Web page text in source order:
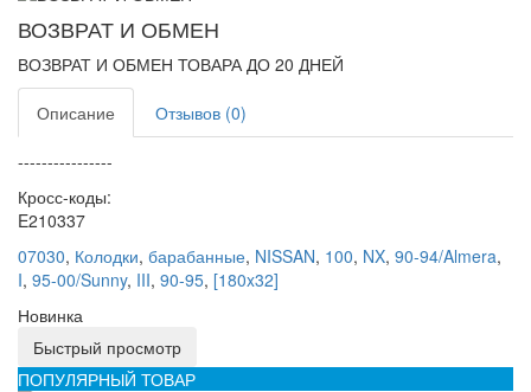
ВОЗВРАТ И ОБМЕН
ВОЗВРАТ И ОБМЕН ТОВАРА ДО 20 ДНЕЙ
Описание Отзывов (0)
----------------
Кросс-коды:
E210337
07030, Колодки, барабанные, NISSAN, 100, NX, 90-94/Almera,
I, 95-00/Sunny, III, 90-95, [180x32]
Новинка
Быстрый просмотр
ПОПУЛЯРНЫЙ ТОВАР